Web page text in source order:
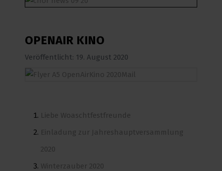
OPENAIR KINO
Veröffentlicht: 19. August 2020
Liebe Woaschtfestfreunde
Einladung zur Jahreshauptversammlung
2020
Winterzauber 2020